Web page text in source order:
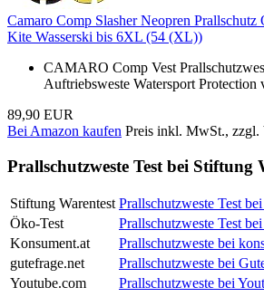
Camaro Comp Slasher Neopren Prallschutz
Kite Wasserski bis 6XL (54 (XL))
CAMARO Comp Vest
Auftriebsweste Watersport Protection
89,90 EUR
Bei Amazon kaufen Preis inkl. MwSt., zzgl.
Prallschutzweste Test bei Stiftung
Stiftung Warentest Prallschutzweste Test
Öko-Test
Prallschutzweste Test
Konsument.at
Prallschutzweste bei
gutefrage.net
Prallschutzweste bei
Youtube.com
Prallschutzweste bei